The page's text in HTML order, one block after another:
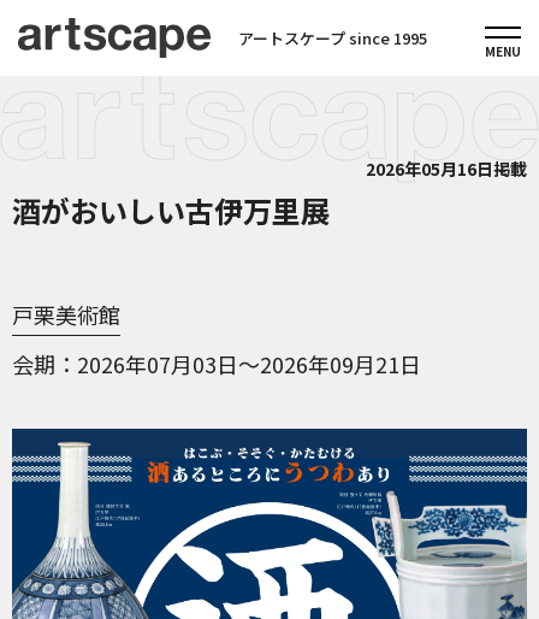
アートスケープ since 1995
2026年05月16日掲載
酒がおいしい古伊万里展
戸栗美術館
会期
2026年07月03日～2026年09月21日